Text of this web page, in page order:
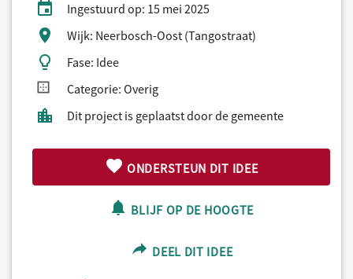
Ingestuurd op: 15 mei 2025
Wijk: Neerbosch-Oost (Tangostraat)
Fase: Idee
Categorie: Overig
Dit project is geplaatst door de gemeente
ONDERSTEUN DIT IDEE
BLIJF OP DE HOOGTE
DEEL DIT IDEE